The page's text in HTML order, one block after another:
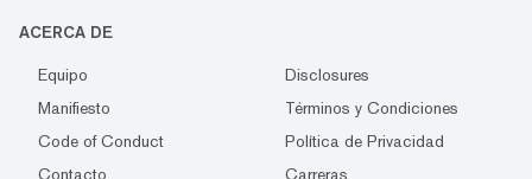
ACERCA DE
Equipo
Disclosures
Manifiesto
Términos y Condiciones
Code of Conduct
Política de Privacidad
Contacto
Carreras